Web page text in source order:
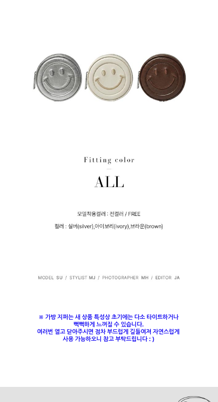
※ 가방 지퍼는 새 상품 특성상 초기에는 다소 타이트하거나
뻑뻑하게 느껴질 수 있습니다.
여러번 열고 닫아주시면 점차 부드럽게 길들여져 자연스럽게
사용 가능하오니 참고 부탁드립니다 : )